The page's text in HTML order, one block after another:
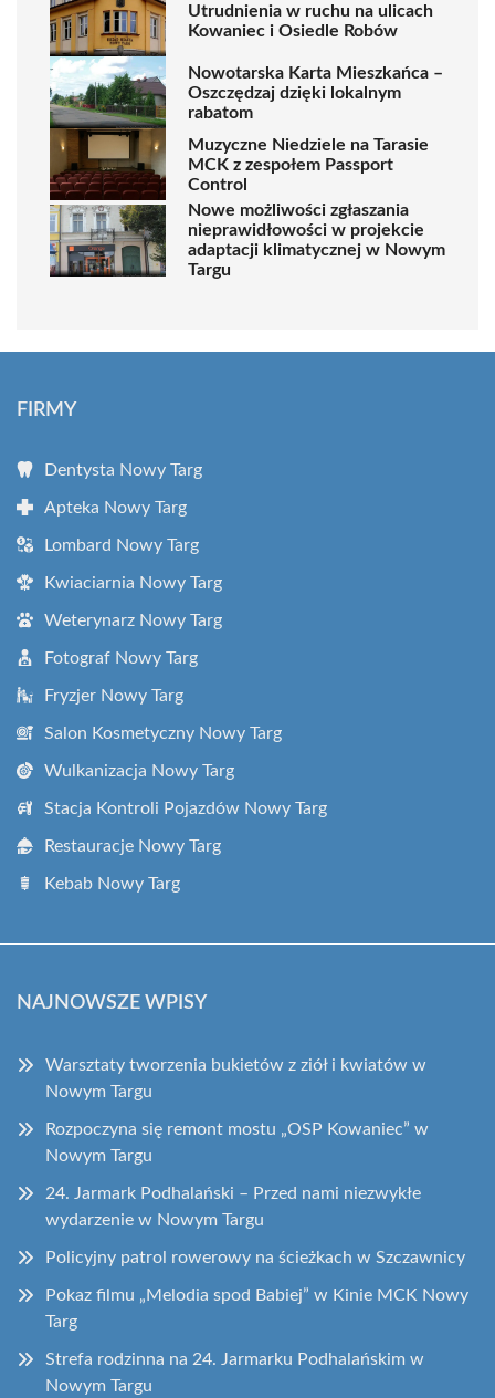
Utrudnienia w ruchu na ulicach
Kowaniec i Osiedle Robów
Nowotarska Karta Mieszkańca –
Oszczędzaj dzięki lokalnym
rabatom
Muzyczne Niedziele na Tarasie
MCK z zespołem Passport
Control
Nowe możliwości zgłaszania
nieprawidłowości w projekcie
adaptacji klimatycznej w Nowym
Targu
FIRMY
Dentysta Nowy Targ
Apteka Nowy Targ
Lombard Nowy Targ
Kwiaciarnia Nowy Targ
Weterynarz Nowy Targ
Fotograf Nowy Targ
Fryzjer Nowy Targ
Salon Kosmetyczny Nowy Targ
Wulkanizacja Nowy Targ
Stacja Kontroli Pojazdów Nowy Targ
Restauracje Nowy Targ
Kebab Nowy Targ
NAJNOWSZE WPISY
Warsztaty tworzenia bukietów z ziół i kwiatów w
Nowym Targu
Rozpoczyna się remont mostu „OSP Kowaniec” w
Nowym Targu
24. Jarmark Podhalański – Przed nami niezwykłe
wydarzenie w Nowym Targu
Policyjny patrol rowerowy na ścieżkach w Szczawnicy
Pokaz filmu „Melodia spod Babiej” w Kinie MCK Nowy
Targ
Strefa rodzinna na 24. Jarmarku Podhalańskim w
Nowym Targu